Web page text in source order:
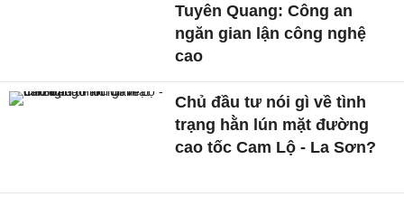
Tuyên Quang: Công an
ngăn gian lận công nghệ
cao
Chủ đầu tư nói gì về tình
trạng hằn lún mặt đường
cao tốc Cam Lộ - La Sơn?